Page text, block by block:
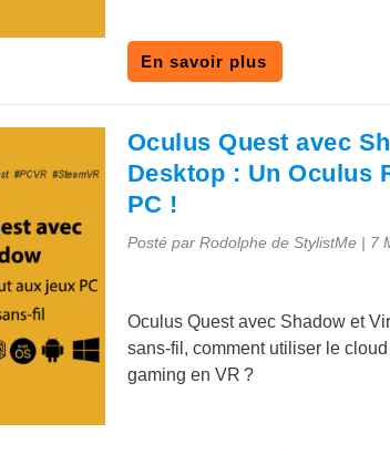
En savoir plus
Oculus Quest avec
Desktop : Un Oculus
PC !
Posté par Rodolphe de StylistMe| 7
Oculus Quest avec Shadow et
sans-fil, comment utiliser le
gaming en VR ?